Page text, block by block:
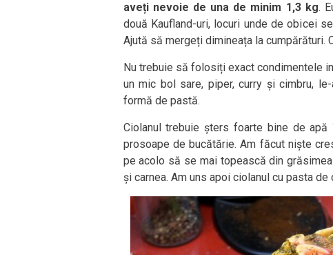
aveți nevoie de una de minim 1,3 kg.
două Kaufland-uri, locuri unde de obicei
Ajută să mergeți dimineața la cumpărături.
Nu trebuie să folosiți exact condimentele
un mic bol sare, piper, curry și cimbru,
formă de pastă.
Ciolanul trebuie șters foarte bine de
prosoape de bucătărie. Am făcut niște
pe acolo să se mai topească din
și carnea. Am uns apoi ciolanul cu pasta